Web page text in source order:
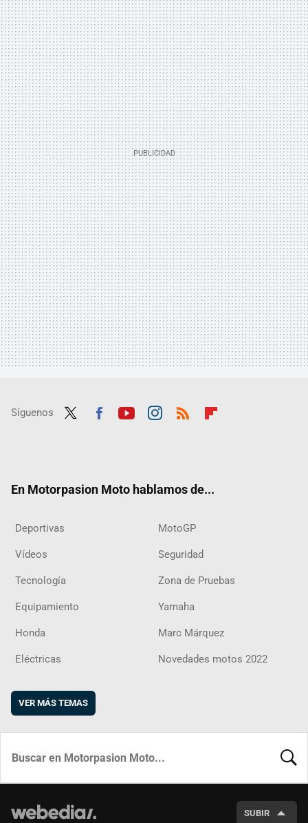
Síguenos
En Motorpasion Moto hablamos de...
Deportivas MotoGP
Vídeos Seguridad
Tecnología Zona de Pruebas
Equipamiento Yamaha
Honda Marc Márquez
Eléctricas Novedades motos 2022
VER MÁS TEMAS
SUBIR